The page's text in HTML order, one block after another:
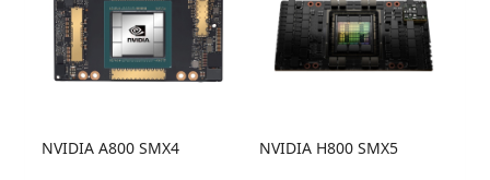
NVIDIA A800 SMX4 NVIDIA H800 SMX5